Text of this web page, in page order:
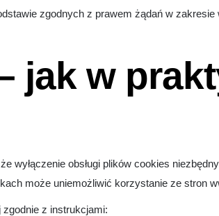
zgodnych z prawem żądań w
jak w
wyłączenie obsługi plików cookies
może uniemożliwić korzystanie ze stron
z instrukcjami: